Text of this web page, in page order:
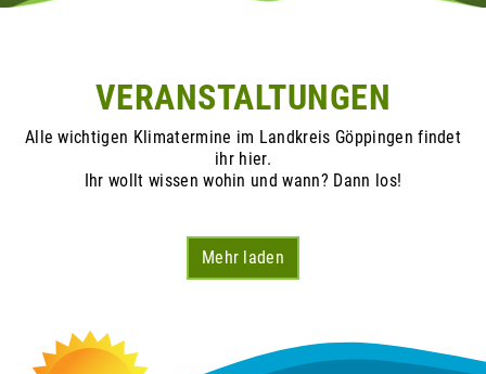
VERANSTALTUNGEN
Alle wichtigen Klimatermine im Landkreis Göppingen findet
ihr hier.
Ihr wollt wissen wohin und wann? Dann los!
Mehr laden